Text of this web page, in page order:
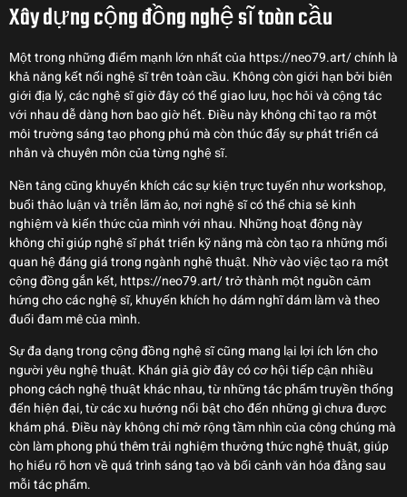
Xây dựng cộng đồng nghệ sĩ toàn cầu
Một trong những điểm mạnh lớn nhất của https://neo79.art/ chính là
khả năng kết nối nghệ sĩ trên toàn cầu. Không còn giới hạn bởi biên
giới địa lý, các nghệ sĩ giờ đây có thể giao lưu, học hỏi và cộng tác
với nhau dễ dàng hơn bao giờ hết. Điều này không chỉ tạo ra một
môi trường sáng tạo phong phú mà còn thúc đẩy sự phát triển cá
nhân và chuyên môn của từng nghệ sĩ.
Nền tảng cũng khuyến khích các sự kiện trực tuyến như workshop,
buổi thảo luận và triễn lãm ảo, nơi nghệ sĩ có thể chia sẻ kinh
nghiệm và kiến thức của mình với nhau. Những hoạt động này
không chỉ giúp nghệ sĩ phát triển kỹ năng mà còn tạo ra những mối
quan hệ đáng giá trong ngành nghệ thuật. Nhờ vào việc tạo ra một
cộng đồng gắn kết, https://neo79.art/ trở thành một nguồn cảm
hứng cho các nghệ sĩ, khuyến khích họ dám nghĩ dám làm và theo
đuổi đam mê của mình.
Sự đa dạng trong cộng đồng nghệ sĩ cũng mang lại lợi ích lớn cho
người yêu nghệ thuật. Khán giả giờ đây có cơ hội tiếp cận nhiều
phong cách nghệ thuật khác nhau, từ những tác phẩm truyền thống
đến hiện đại, từ các xu hướng nổi bật cho đến những gì chưa được
khám phá. Điều này không chỉ mở rộng tầm nhìn của công chúng mà
còn làm phong phú thêm trải nghiệm thưởng thức nghệ thuật, giúp
họ hiểu rõ hơn về quá trình sáng tạo và bối cảnh văn hóa đằng sau
mỗi tác phẩm.